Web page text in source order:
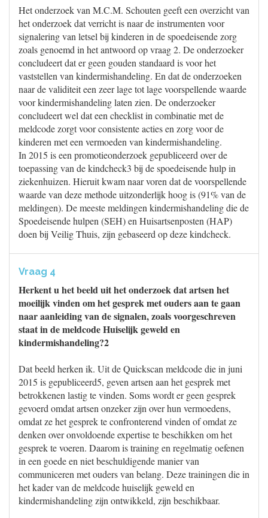
Het onderzoek van M.C.M. Schouten geeft een overzicht van
het onderzoek dat verricht is naar de instrumenten voor
signalering van letsel bij kinderen in de spoedeisende zorg
zoals genoemd in het antwoord op vraag 2. De onderzoeker
concludeert dat er geen gouden standaard is voor het
vaststellen van kindermishandeling. En dat de onderzoeken
naar de validiteit een zeer lage tot lage voorspellende waarde
voor kindermishandeling laten zien. De onderzoeker
concludeert wel dat een checklist in combinatie met de
meldcode zorgt voor consistente acties en zorg voor de
kinderen met een vermoeden van kindermishandeling.
In 2015 is een promotieonderzoek gepubliceerd over de
toepassing van de kindcheck3 bij de spoedeisende hulp in
ziekenhuizen. Hieruit kwam naar voren dat de voorspellende
waarde van deze methode uitzonderlijk hoog is (91% van de
meldingen). De meeste meldingen kindermishandeling die de
Spoedeisende hulpen (SEH) en Huisartsenposten (HAP)
doen bij Veilig Thuis, zijn gebaseerd op deze kindcheck.
Vraag 4
Herkent u het beeld uit het onderzoek dat artsen het
moeilijk vinden om het gesprek met ouders aan te gaan
naar aanleiding van de signalen, zoals voorgeschreven
staat in de meldcode Huiselijk geweld en
kindermishandeling?2
Dat beeld herken ik. Uit de Quickscan meldcode die in juni
2015 is gepubliceerd5, geven artsen aan het gesprek met
betrokkenen lastig te vinden. Soms wordt er geen gesprek
gevoerd omdat artsen onzeker zijn over hun vermoedens,
omdat ze het gesprek te confronterend vinden of omdat ze
denken over onvoldoende expertise te beschikken om het
gesprek te voeren. Daarom is training en regelmatig oefenen
in een goede en niet beschuldigende manier van
communiceren met ouders van belang. Deze trainingen die in
het kader van de meldcode huiselijk geweld en
kindermishandeling zijn ontwikkeld, zijn beschikbaar.